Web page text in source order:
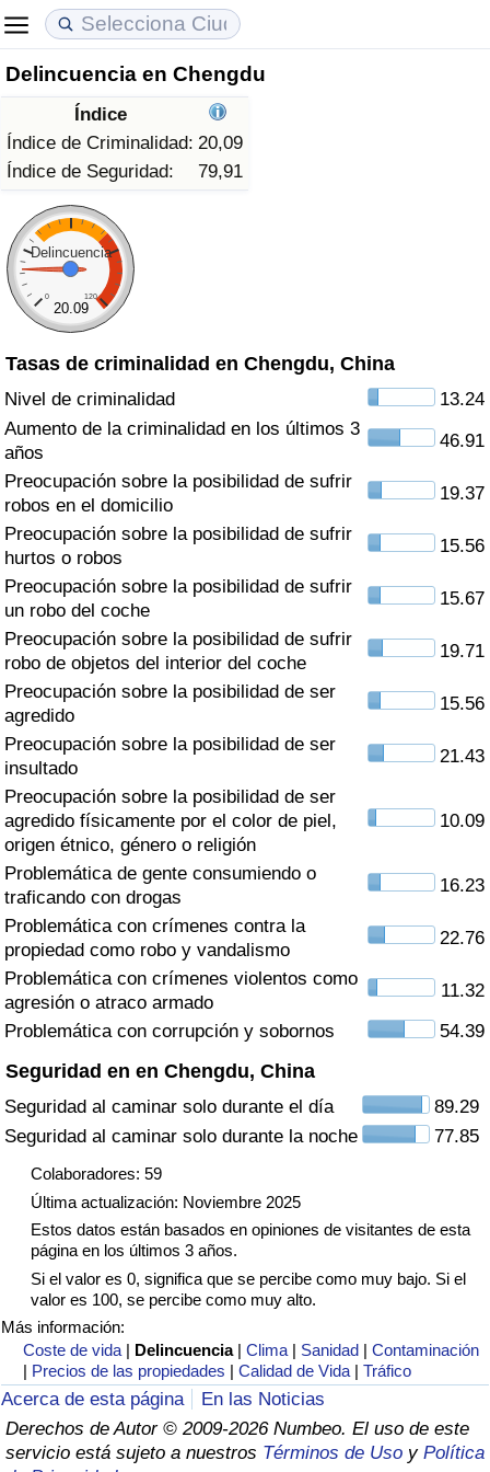
Delincuencia en Chengdu
Índice
Índice de Criminalidad: 20,09
Índice de Seguridad:
79,91
Delincuencia
0 120
20.09
Tasas de criminalidad en Chengdu, China
Nivel de criminalidad
13.24
Aumento de la criminalidad en los últimos 3
años
46.91
Preocupación sobre la posibilidad de sufrir
robos en el domicilio
19.37
Preocupación sobre la posibilidad de sufrir
hurtos o robos
15.56
Preocupación sobre la posibilidad de sufrir
un robo del coche
15.67
Preocupación sobre la posibilidad de sufrir
robo de objetos del interior del coche
19.71
Preocupación sobre la posibilidad de ser
agredido
15.56
Preocupación sobre la posibilidad de ser
insultado
21.43
Preocupación sobre la posibilidad de ser
agredido físicamente por el color de piel,
origen étnico, género o religión
10.09
Problemática de gente consumiendo o
traficando con drogas
16.23
Problemática con crímenes contra la
propiedad como robo y vandalismo
22.76
Problemática con crímenes violentos como
agresión o atraco armado
11.32
Problemática con corrupción y sobornos
54.39
Seguridad en en Chengdu, China
Seguridad al caminar solo durante el día
89.29
Seguridad al caminar solo durante la noche
77.85
Colaboradores: 59
Última actualización: Noviembre 2025
Estos datos están basados en opiniones de visitantes de esta
página en los últimos 3 años.
Si el valor es 0, significa que se percibe como muy bajo. Si el
valor es 100, se percibe como muy alto.
Más información:
Coste de vida | Delincuencia |Clima | Sanidad |Contaminación
| Precios de las propiedades |Calidad de Vida |Tráfico
Acerca de esta página
En las Noticias
Derechos de Autor © 2009-2026 Numbeo. El uso de este
servicio está sujeto a nuestros Términos de Uso y Política
Coste de vida
Índice de Costo de Vida (Actual)
Índice de Costo de Vida
Índice de costo de vida por país
en aqaba
Precios de las propiedades
Índice de Precios de Inmuebles (Actual)
Índice de Precios de Inmuebles
Índice de Precios de Inmuebles por País
Calidad de Vida
Índice de Calidad de Vida
Índice de Calidad de Vida (Actual)
Índice de calidad de vida por país
Delincuencia
Calificación del Índice de Criminalidad
(Actual)
Índice de Criminalidad
Índice de criminalidad por país
Sanidad
Índice de Sanidad (Actual)
Índice de Sanidad
Índice de Sanidad por País
Contaminación
Índice de Contaminación (Actual)
Índice de contaminación
Índice de Contaminación por País
Tráfico
Índice de Tráfico
Índice de Tráfico (Actual)
Índice de Tráfico por País